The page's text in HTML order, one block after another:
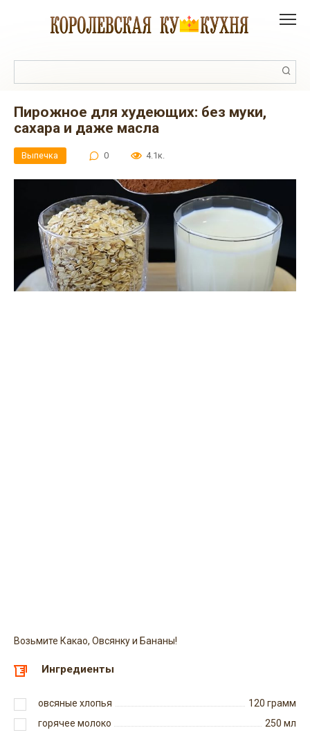
Пирожное для худеющих: без муки,
сахара и даже масла
Выпечка 0 4.1к.
Возьмите Какао, Овсянку и Бананы!
Ингредиенты
овсяные хлопья 120 грамм
горячее молоко
250 мл